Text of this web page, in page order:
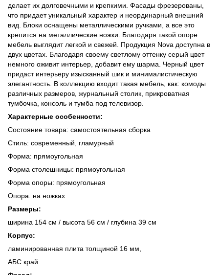
делает их долговечными и крепкими. Фасады фрезерованы,
что придает уникальный характер и неординарный внешний
вид. Блоки оснащены металлическими ручками, а все это
крепится на металлические ножки. Благодаря такой опоре
мебель выглядит легкой и свежей. Продукция Nova доступна в
двух цветах. Благодаря своему светлому оттенку серый цвет
немного оживит интерьер, добавит ему шарма. Черный цвет
придаст интерьеру изысканный шик и минималистическую
элегантность. В коллекцию входит такая мебель, как: комоды
различных размеров, журнальный столик, прикроватная
тумбочка, консоль и тумба под телевизор.
Характерные особенности:
Состояние товара: самостоятельная сборка
Стиль: современный, гламурный
Форма: прямоугольная
Форма столешницы: прямоугольная
Форма опоры: прямоугольная
Опора: на ножках
Размеры:
ширина 154 см / высота 56 см / глубина 39 см
Корпус:
ламинированная плита толщиной 16 мм,
АБС край